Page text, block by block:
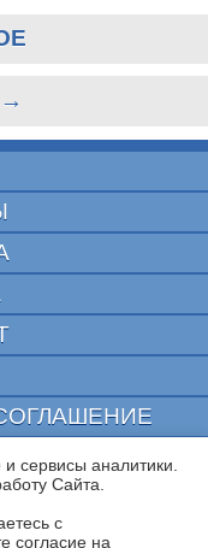
CURATOR
"3ДНьюс" | Свидетельство о
законодательства в сфере
сервисы аналитики.
Cайта.
с
согласие на